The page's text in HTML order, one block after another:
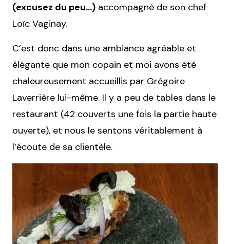
(excusez du peu…) accompagné de son chef
Loïc Vaginay.
C’est donc dans une ambiance agréable et
élégante que mon copain et moi avons été
chaleureusement accueillis par Grégoire
Laverrière lui-même. Il y a peu de tables dans le
restaurant (42 couverts une fois la partie haute
ouverte), et nous le sentons véritablement à
l’écoute de sa clientèle.